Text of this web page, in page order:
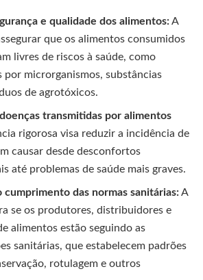
e qualidade dos alimentos:A
que os alimentos consumidos
livres de riscos à saúde, como
por microrganismos, substâncias
de agrotóxicos.
transmitidas por alimentos
rigorosa visa reduzir a incidência de
causar desde desconfortos
até problemas de saúde mais graves.
cumprimento das normas sanitárias:A
se os produtores, distribuidores e
alimentos estão seguindo as
sanitárias, que estabelecem padrões
rotulagem e outros